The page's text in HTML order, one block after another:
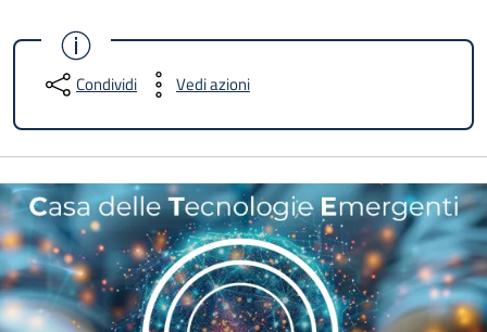
Condividi Vedi azioni